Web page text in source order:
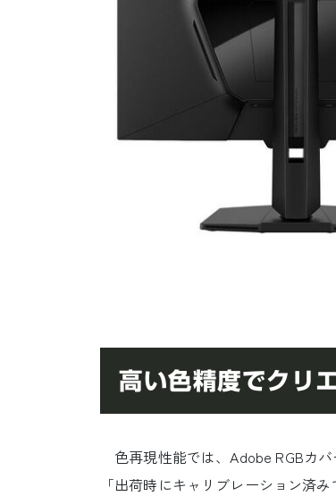
高い色精度でクリ
色再現性能では、Adobe RGBカバ
「出荷時にキャリブレーション済